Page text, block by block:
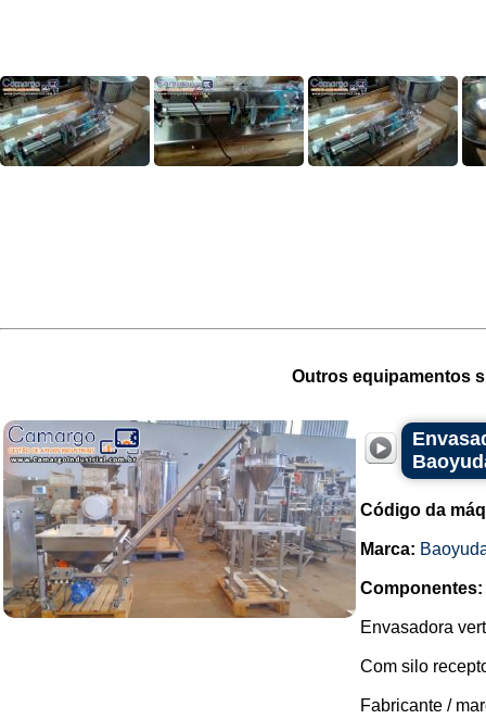
Outros equipamentos
Código da
Marca:
Componentes:
Envasadora
Com silo
Fabricante /